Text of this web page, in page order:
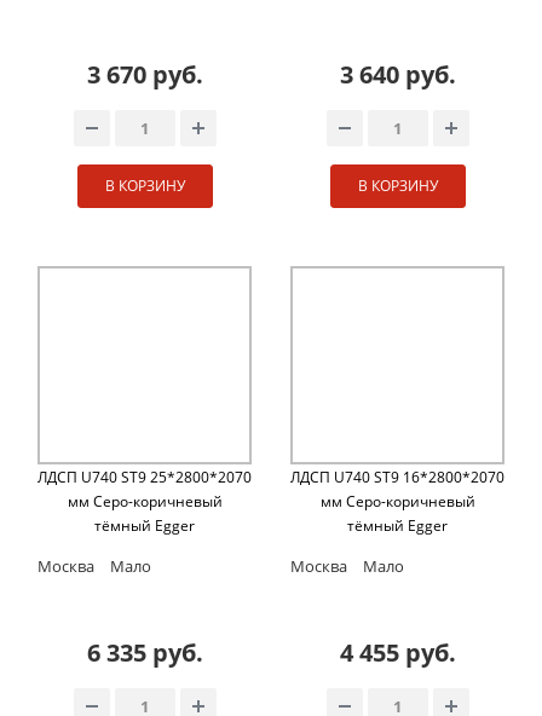
3 670 руб.
В КОРЗИНУ
3 640 руб.
В КОРЗИНУ
ЛДСП U740 ST9 25*2800*2070
мм Cеро-коричневый
тёмный Egger
Москва Мало
6 335 руб.
ЛДСП U740 ST9 16*2800*2070
мм Cеро-коричневый
тёмный Egger
Москва Мало
4 455 руб.